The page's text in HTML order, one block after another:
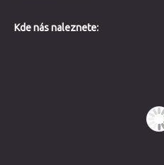
Kde nás naleznete: